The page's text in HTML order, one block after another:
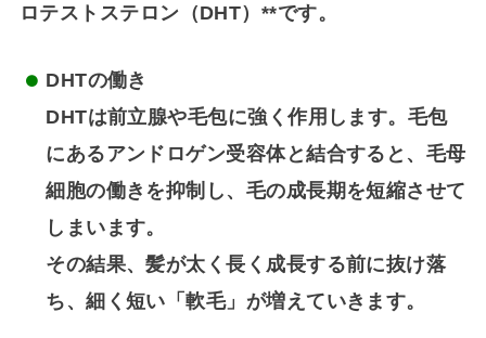
ロテストステロン（DHT）**です。
DHTの働き
DHTは前立腺や毛包に強く作用します。毛包
にあるアンドロゲン受容体と結合すると、毛母
細胞の働きを抑制し、毛の成長期を短縮させて
しまいます。
その結果、髪が太く長く成長する前に抜け落
ち、細く短い「軟毛」が増えていきます。